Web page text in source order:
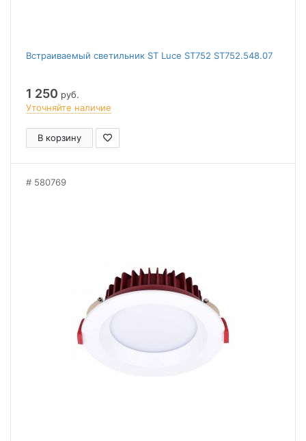
Встраиваемый светильник ST Luce ST752 ST752.548.07
1 250 руб.
Уточняйте наличие
В корзину
580769